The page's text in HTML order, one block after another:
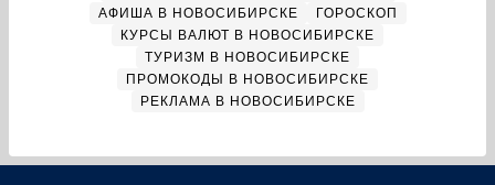
АФИША В НОВОСИБИРСКЕ
ГОРОСКОП
КУРСЫ ВАЛЮТ В НОВОСИБИРСКЕ
ТУРИЗМ В НОВОСИБИРСКЕ
ПРОМОКОДЫ В НОВОСИБИРСКЕ
РЕКЛАМА В НОВОСИБИРСКЕ